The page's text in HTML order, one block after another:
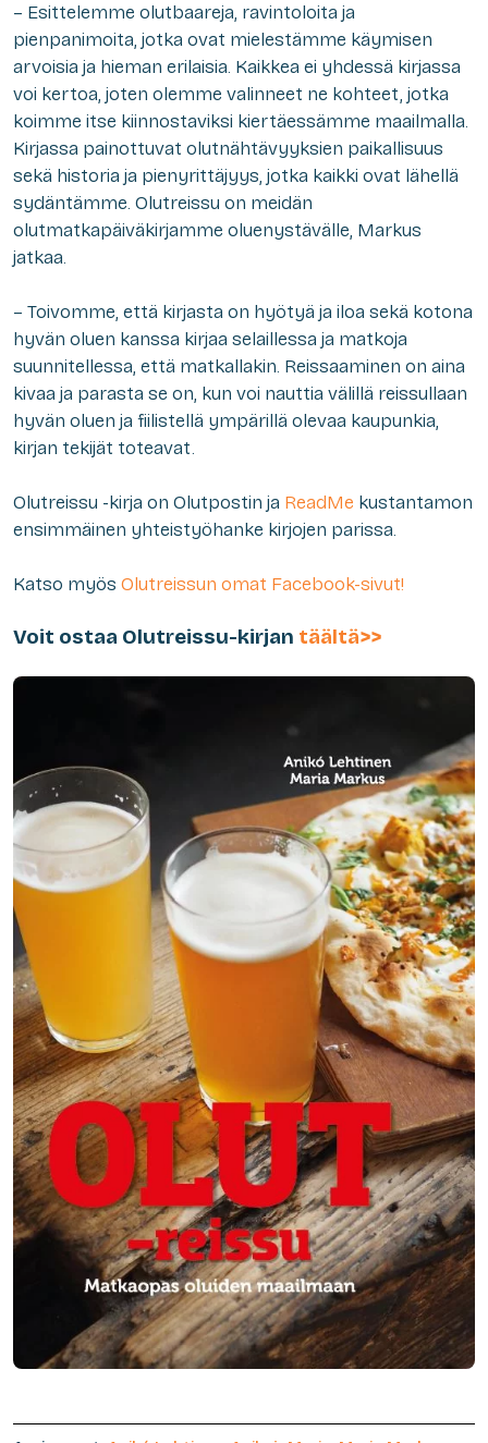
– Esittelemme olutbaareja, ravintoloita ja
pienpanimoita, jotka ovat mielestämme käymisen
arvoisia ja hieman erilaisia. Kaikkea ei yhdessä kirjassa
voi kertoa, joten olemme valinneet ne kohteet, jotka
koimme itse kiinnostaviksi kiertäessämme maailmalla.
Kirjassa painottuvat olutnähtävyyksien paikallisuus
sekä historia ja pienyrittäjyys, jotka kaikki ovat lähellä
sydäntämme. Olutreissu on meidän
olutmatkapäiväkirjamme oluenystävälle, Markus
jatkaa.
– Toivomme, että kirjasta on hyötyä ja iloa sekä kotona
hyvän oluen kanssa kirjaa selaillessa ja matkoja
suunnitellessa, että matkallakin. Reissaaminen on aina
kivaa ja parasta se on, kun voi nauttia välillä reissullaan
hyvän oluen ja fiilistellä ympärillä olevaa kaupunkia,
kirjan tekijät toteavat.
Olutreissu -kirja on Olutpostin ja ReadMe kustantamon
ensimmäinen yhteistyöhanke kirjojen parissa.
Katso myös Olutreissun omat Facebook-sivut!
Voit ostaa Olutreissu-kirjan täältä>>